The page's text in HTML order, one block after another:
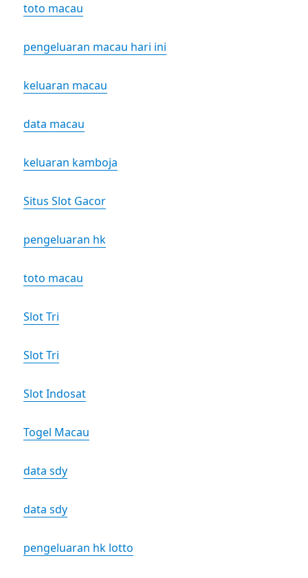
toto macau
pengeluaran macau hari ini
keluaran macau
data macau
keluaran kamboja
Situs Slot Gacor
pengeluaran hk
toto macau
Slot Tri
Slot Tri
Slot Indosat
Togel Macau
data sdy
data sdy
pengeluaran hk lotto